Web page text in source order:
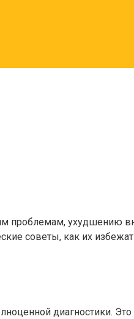
проблемам, ухудшению
советы, как их
диагностики. Это